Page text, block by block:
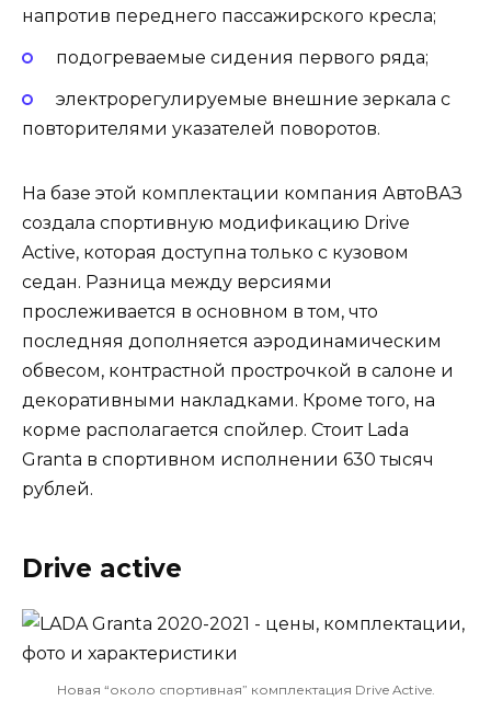
напротив переднего пассажирского кресла;
подогреваемые сидения первого ряда;
электрорегулируемые внешние зеркала с
повторителями указателей поворотов.
На базе этой комплектации компания АвтоВАЗ
создала спортивную модификацию Drive
Active, которая доступна только с кузовом
седан. Разница между версиями
прослеживается в основном в том, что
последняя дополняется аэродинамическим
обвесом, контрастной прострочкой в салоне и
декоративными накладками. Кроме того, на
корме располагается спойлер. Стоит Lada
Granta в спортивном исполнении 630 тысяч
рублей.
Drive active
Новая “около спортивная” комплектация Drive Active.